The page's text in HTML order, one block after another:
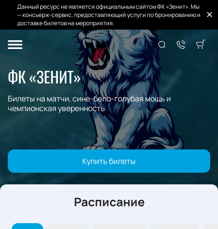
Данный ресурс не является официальным сайтом ФК «Зенит». Мы
— консьерж-сервис, предоставляющий услуги по бронированию и
доставке билетов на мероприятия.
ФК «ЗЕНИТ»
Билеты на матчи, сине-бело-голубая мощь и
чемпионская уверенность
Купить билеты
Расписание